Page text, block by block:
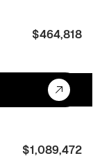
$464,818
$1,089,472